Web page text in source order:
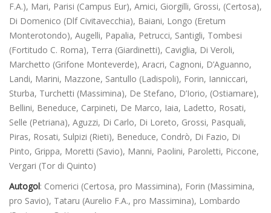
F.A.), Mari, Parisi (Campus Eur), Amici, Giorgilli, Grossi, (Certosa),
Di Domenico (Dlf Civitavecchia), Baiani, Longo (Eretum
Monterotondo), Augelli, Papalia, Petrucci, Santigli, Tombesi
(Fortitudo C. Roma), Terra (Giardinetti), Caviglia, Di Veroli,
Marchetto (Grifone Monteverde), Aracri, Cagnoni, D’Aguanno,
Landi, Marini, Mazzone, Santullo (Ladispoli), Forin, Ianniccari,
Sturba, Turchetti (Massimina), De Stefano, D’Iorio, (Ostiamare),
Bellini, Beneduce, Carpineti, De Marco, Iaia, Ladetto, Rosati,
Selle (Petriana), Aguzzi, Di Carlo, Di Loreto, Grossi, Pasquali,
Piras, Rosati, Sulpizi (Rieti), Beneduce, Condrò, Di Fazio, Di
Pinto, Grippa, Moretti (Savio), Manni, Paolini, Paroletti, Piccone,
Vergari (Tor di Quinto)
Autogol: Comerici (Certosa, pro Massimina), Forin (Massimina,
pro Savio), Tataru (Aurelio F.A., pro Massimina), Lombardo